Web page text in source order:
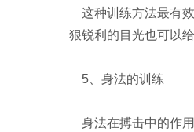
这种训练方法最有
狠锐利的目光也可以
5、身法的训练
身法在搏击中的作用